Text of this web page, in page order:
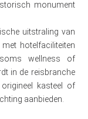
monument
uitstraling van
hotelfaciliteiten
wellness of
in de reisbranche
kasteel of
aanbieden.